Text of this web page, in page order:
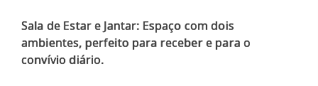
Sala de Estar e Jantar: Espaço com dois
ambientes, perfeito para receber e para o
convívio diário.